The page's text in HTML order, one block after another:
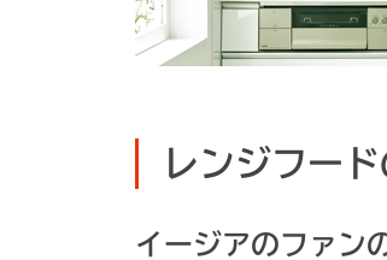
レンジフー
イージアのファン